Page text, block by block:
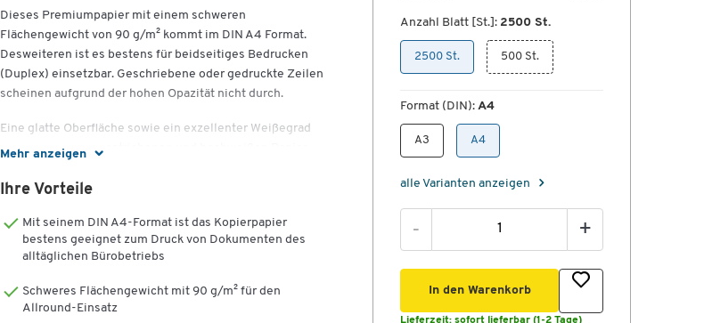
Mehr anzeigen
Dieses Premiumpapier mit einem schweren
Flächengewicht von 90 g/m² kommt im DIN A4 Format.
Desweiteren ist es bestens für beidseitiges Bedrucken
(Duplex) einsetzbar. Geschriebene oder gedruckte Zeilen
scheinen aufgrund der hohen Opazität nicht durch.
Eine glatte Oberfläche sowie ein exzellenter Weißegrad
verleihen dem ungestrichenen und hochweißen Papier
hervorgehen. Traditionelle geschäftsexterne
Broschüren oder Urkunden – erzielt mit diesem
hochklassigen Papier eine außerordentliche Wirkung.
Hohe Papierstärke und voluminöse Beschaffenheit
zeichnen das Premiumpapier aus. Zusammen mit der
Ihre Vorteile
Mit seinem DIN A4-Format ist das Kopierpapier
bestens geeignet zum Druck von Dokumenten des
alltäglichen Bürobetriebs
Schweres Flächengewicht mit 90 g/m² für den
Allround-Einsatz
Anzahl Blatt [St.]: 2500 St.
2500 St. 500 St.
Format (DIN): A4
A3 A4
alle Varianten anzeigen
- +
In den Warenkorb
Lieferzeit: sofort lieferbar (1-2 Tage)